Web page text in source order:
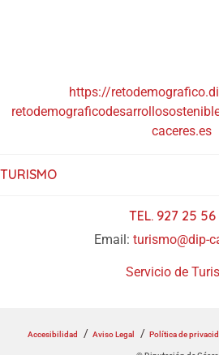
https://
caceres.es
TURISMO
TEL. 927 25
Email: turismo@dip-
Servicio de
Accesibilidad Aviso Legal Política de